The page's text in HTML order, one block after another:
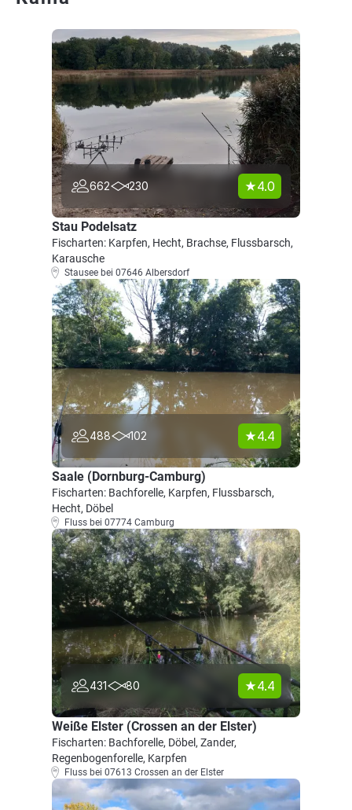
662 230 4.0
Stau Podelsatz
Fischarten: Karpfen, Hecht, Brachse, Flussbarsch,
Karausche
Stausee bei 07646 Albersdorf
488 102 4.4
Saale (Dornburg-Camburg)
Fischarten: Bachforelle, Karpfen, Flussbarsch,
Hecht, Döbel
Fluss bei 07774 Camburg
431 80 4.4
Weiße Elster (Crossen an der Elster)
Fischarten: Bachforelle, Döbel, Zander,
Regenbogenforelle, Karpfen
Fluss bei 07613 Crossen an der Elster